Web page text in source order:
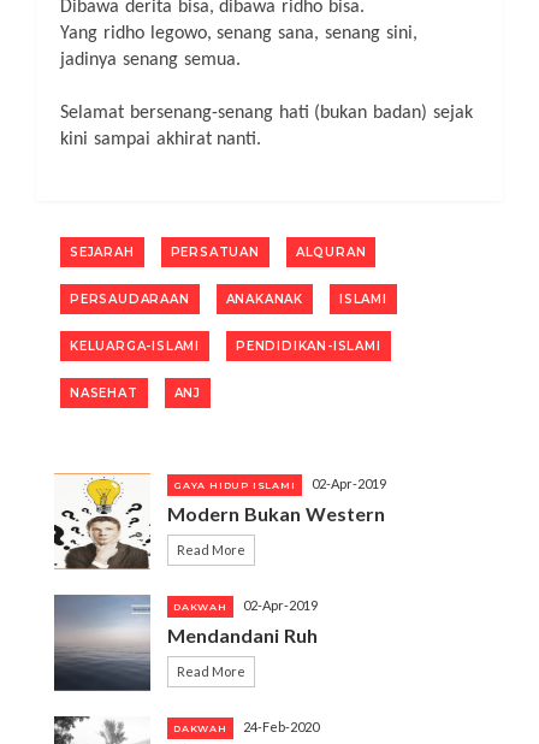
Dibawa derita bisa, dibawa ridho bisa.
Yang ridho legowo, senang sana, senang sini,
jadinya senang semua.
Selamat bersenang-senang hati (bukan badan) sejak
kini sampai akhirat nanti.
SEJARAH PERSATUAN ALQURAN
PERSAUDARAAN ANAKANAK ISLAMI
KELUARGA-ISLAMI PENDIDIKAN-ISLAMI
NASEHAT ANJ
GAYA HIDUP ISLAMI 02-Apr-2019
Modern Bukan Western
Read More
DAKWAH 02-Apr-2019
Mendandani Ruh
Read More
DAKWAH 24-Feb-2020